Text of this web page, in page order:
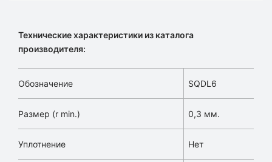
Технические характеристики из каталога
производителя:
Обозначение SQDL6
Размер (r min.) 0,3 мм.
Уплотнение Нет